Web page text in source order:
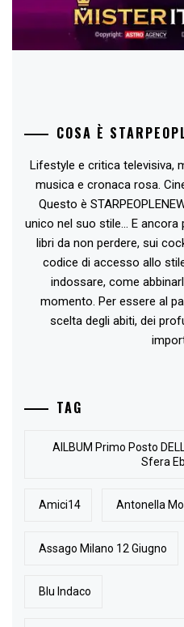
COSA È
Lifestyle e critica televisiva,
musica e cronaca rosa.
Questo è
unico nel suo stile... E
libri da non perdere, sui
codice di accesso allo
indossare, come
momento. Per essere al
scelta degli abiti, dei
TAG
AlLBUM Primo Posto
Sfera
Amici14 Antonella
Assago Milano 12 Giugno
Blu Indaco